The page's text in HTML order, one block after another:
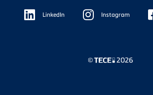
Floating
Sidebar LinkedIn Instagram
© 2026